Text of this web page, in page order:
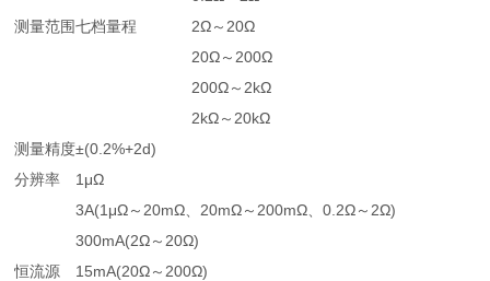
测量范围七档量程
2Ω～20Ω
20Ω～200Ω
200Ω～2kΩ
2kΩ～20kΩ
测量精度±(0.2%+2d)
分辨率
1μΩ
恒流源
3A(1μΩ～20mΩ、20mΩ～200mΩ、0.2Ω～2Ω)
300mA(2Ω～20Ω)
15mA(20Ω～200Ω)